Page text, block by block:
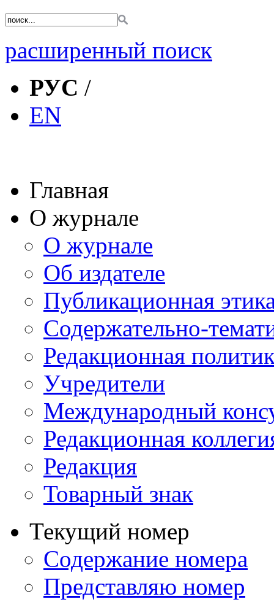
расширенный поиск
РУС /
EN
Главная
О журнале
О журнале
Об издателе
Публикационная
Содержательно-
Редакционная
Учредители
Международный
Редакционная
Редакция
Товарный знак
Текущий номер
Содержание номера
Представляю номер